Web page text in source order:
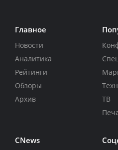
Главное
Новости
Аналитика
Рейтинги
Обзоры
Архив
ТВ
CNews